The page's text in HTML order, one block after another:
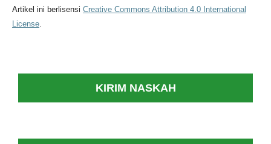
Artikel ini berlisensi Creative Commons Attribution 4.0 International
License.
KIRIM NASKAH